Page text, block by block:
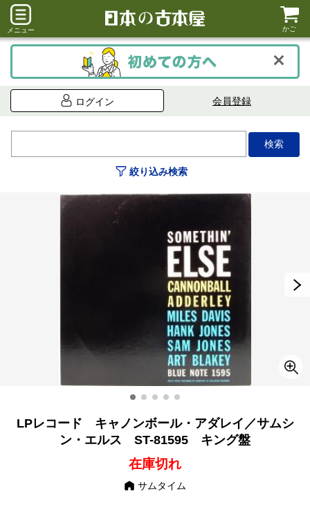
メニュー かご
ログイン 会員登録
絞り込み検索
LPレコード キャノンボール・アダレイ／サムシ
ン・エルス ST-81595 キング盤
在庫切れ
サムタイム